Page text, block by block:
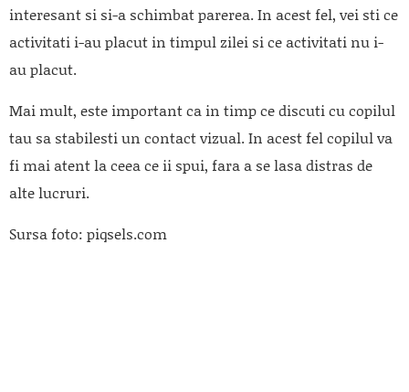
interesant si si-a schimbat parerea. In acest fel, vei sti ce
activitati i-au placut in timpul zilei si ce activitati nu i-
au placut.
Mai mult, este important ca in timp ce discuti cu copilul
tau sa stabilesti un contact vizual. In acest fel copilul va
fi mai atent la ceea ce ii spui, fara a se lasa distras de
alte lucruri.
Sursa foto: piqsels.com